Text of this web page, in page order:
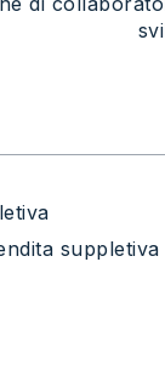
suppletiva